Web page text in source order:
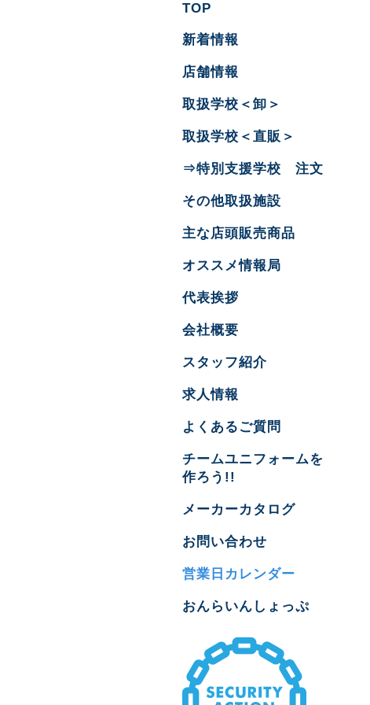
TOP
新着情報
店舗情報
取扱学校＜卸＞
取扱学校＜直販＞
⇒特別支援学校 注文
その他取扱施設
主な店頭販売商品
オススメ情報局
代表挨拶
会社概要
スタッフ紹介
求人情報
よくあるご質問
チームユニフォームを
作ろう!!
メーカーカタログ
お問い合わせ
営業日カレンダー
おんらいんしょっぷ